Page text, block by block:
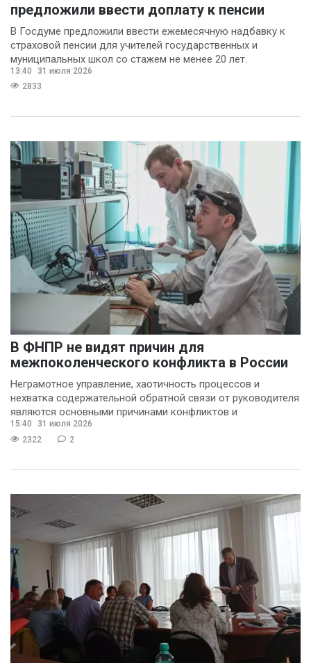
предложили ввести доплату к пенсии
В Госдуме предложили ввести ежемесячную надбавку к
страховой пенсии для учителей государственных и
муниципальных школ со стажем не менее 20 лет.
13:40
31 июля 2026
2833
В ФНПР не видят причин для
межпоколенческого конфликта в России
Неграмотное управление, хаотичность процессов и
нехватка содержательной обратной связи от руководителя
являются основными причинами конфликтов и
раздражения в
15:40
31 июля 2026
2322
2